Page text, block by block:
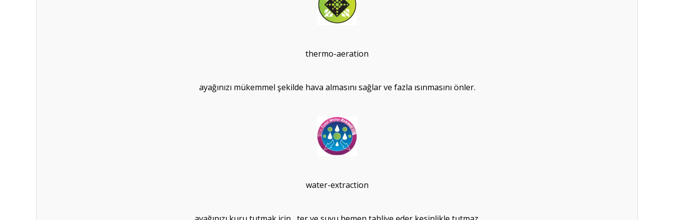
thermo-aeration
ayağınızı mükemmel şekilde hava almasını sağlar ve fazla ısınmasını önler.
water-extraction